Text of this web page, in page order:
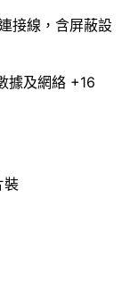
接線，含屏蔽設
據及網絡 +16
裝